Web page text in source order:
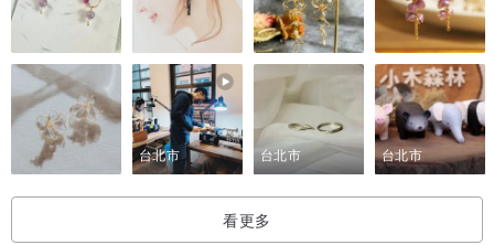
台北市 台北市 台北市
看更多